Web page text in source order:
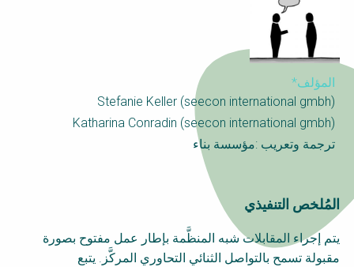
Choose a
Perspective
Financing Water Impact
WAIN Replication
Manual
Innovating Business
Models
Train the Trainers
Sanitation Systems
Planning &
Programming
المؤلف*
Stefanie Keller (seecon international gmbh)
Katharina Conradin (seecon international gmbh)
ترجمة وتعريب :مؤسسة بناء
المُلخص التنفيذي
يتم إجراء المقابلات شبه المنظَّمة بإطار عمل مفتوح بصورة
مقبولة تسمح بالتواصل الثنائي التحاوري المركَّز. يتبع